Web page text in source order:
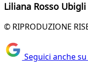
Liliana Rosso
© RIPRODUZIONE
Seguici anche